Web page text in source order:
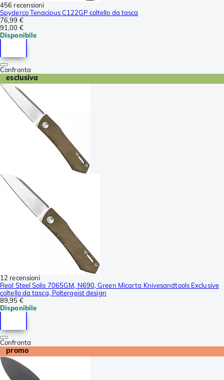
456 recensioni
Spyderco Tenacious C122GP coltello da tasca
76,99 €
91,00 €
Disponibile
Confronta
esclusiva
12 recensioni
Real Steel Solis 7065GM, N690, Green Micarta Knivesandtools Exclusive
coltello da tasca, Poltergeist design
89,95 €
Disponibile
Confronta
promo